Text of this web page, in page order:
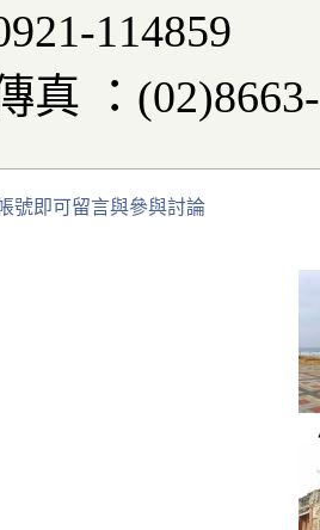
114859
真 ：
號即可留言與參與討論